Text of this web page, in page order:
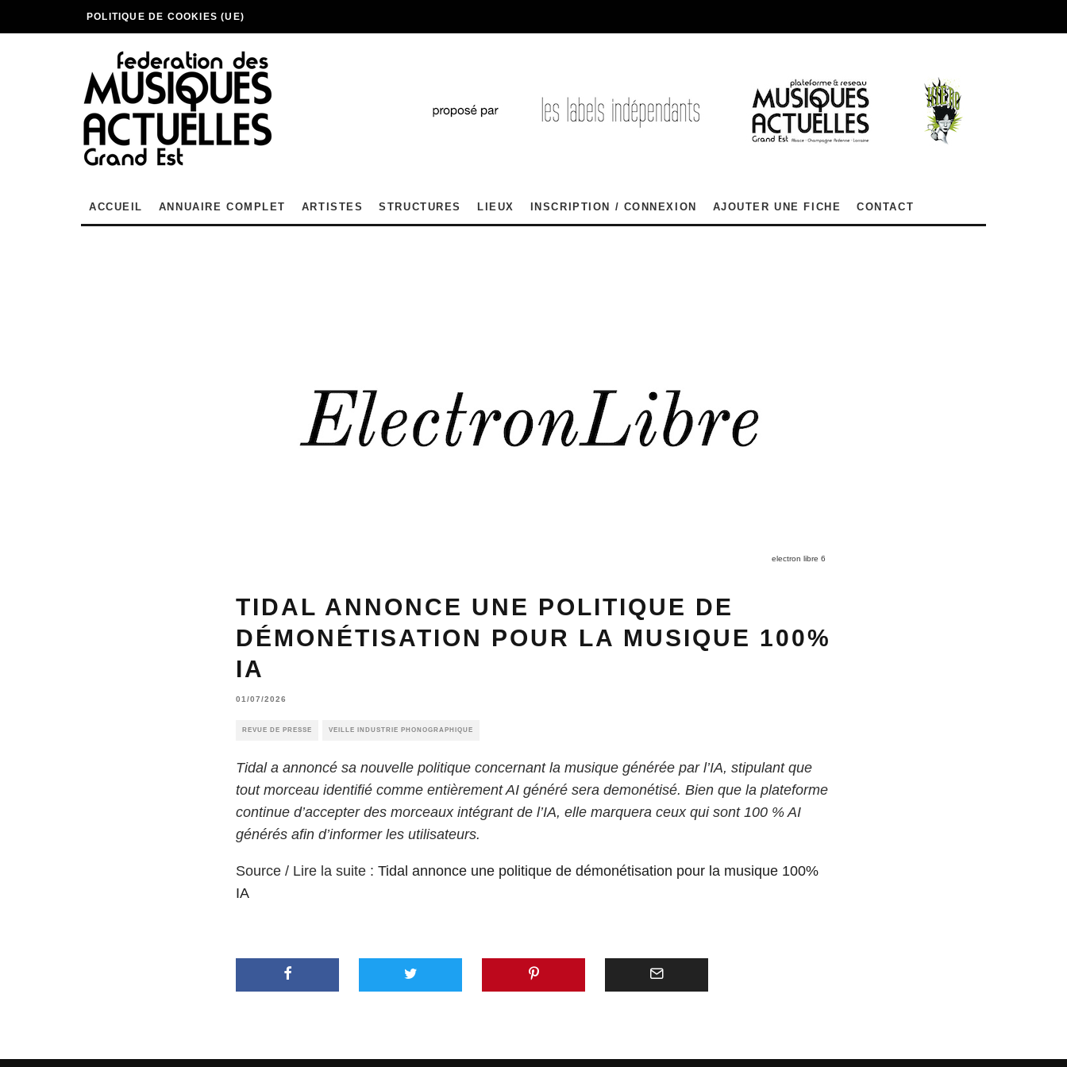
POLITIQUE DE COOKIES (UE)
ACCUEIL ANNUAIRE COMPLET ARTISTES STRUCTURES LIEUX INSCRIPTION / CONNEXION AJOUTER UNE FICHE CONTACT
electron libre 6
TIDAL ANNONCE UNE POLITIQUE DE
DÉMONÉTISATION POUR LA MUSIQUE 100%
IA
01/07/2026
REVUE DE PRESSE VEILLE INDUSTRIE PHONOGRAPHIQUE
Tidal a annoncé sa nouvelle politique concernant la musique générée par l’IA, stipulant que
tout morceau identifié comme entièrement AI généré sera demonétisé. Bien que la plateforme
continue d’accepter des morceaux intégrant de l’IA, elle marquera ceux qui sont 100 % AI
générés afin d’informer les utilisateurs.
Source / Lire la suite : Tidal annonce une politique de démonétisation pour la musique 100%
IA